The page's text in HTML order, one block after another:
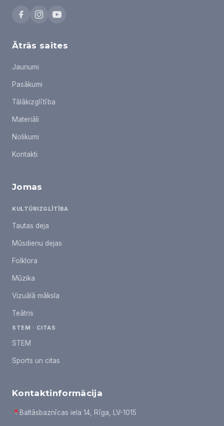
Ātrās saites
Jaunumi
Pasākumi
Tālākizglītība
Materiāli
Nolikumi
Kontakti
Jomas
KULTŪRIZGLĪTĪBA
Tautas deja
Mūsdienu dejas
Folklora
Mūzika
Vizuālā māksla
Teātris
STEM · CITAS
STEM
Sports un citas
Kontaktinformācija
Baltāsbaznīcas iela 14, Rīga, LV-1015